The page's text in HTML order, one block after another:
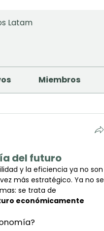
Latam
Miembros
del futuro
y la eficiencia ya no son
más estratégico. Ya no se
económicamente